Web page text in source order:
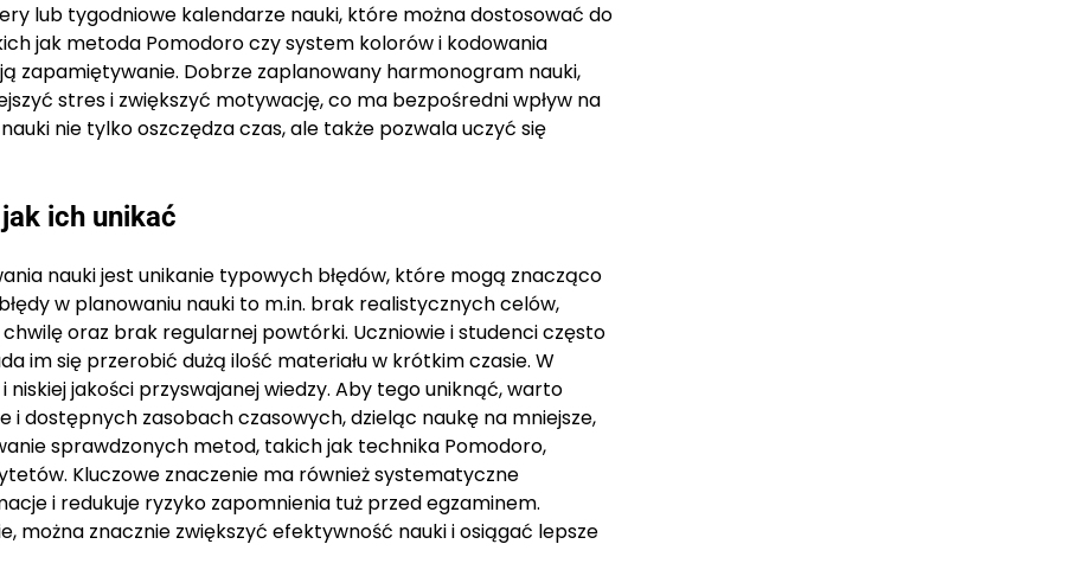
lub tygodniowe kalendarze nauki, które można dostosować do
jak metoda Pomodoro czy system kolorów i kodowania
Dobrze zaplanowany harmonogram nauki,
stres i zwiększyć motywację, co ma bezpośredni wpływ na
nie tylko oszczędza czas, ale także pozwala uczyć się
ich unikać
nauki jest unikanie typowych błędów, które mogą znacząco
w planowaniu nauki to m.in. brak realistycznych celów,
oraz brak regularnej powtórki. Uczniowie i studenci często
im się przerobić dużą ilość materiału w krótkim czasie. W
jakości przyswajanej wiedzy. Aby tego uniknąć, warto
zasobach czasowych, dzieląc naukę na mniejsze,
sprawdzonych metod, takich jak technika Pomodoro,
Kluczowe znaczenie ma również systematyczne
i redukuje ryzyko zapomnienia tuż przed egzaminem.
można znacznie zwiększyć efektywność nauki i osiągać lepsze